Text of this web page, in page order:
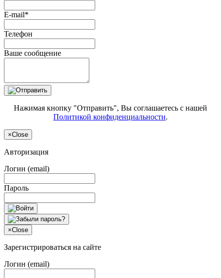
E-mail*
Телефон
Ваше сообщение
Нажимая кнопку "Отправить", Вы соглашаетесь с нашей
Политикой конфиденциальности.
×Close
Авторизация
Логин (email)
Пароль
×Close
Зарегистрироваться на сайте
Логин (email)